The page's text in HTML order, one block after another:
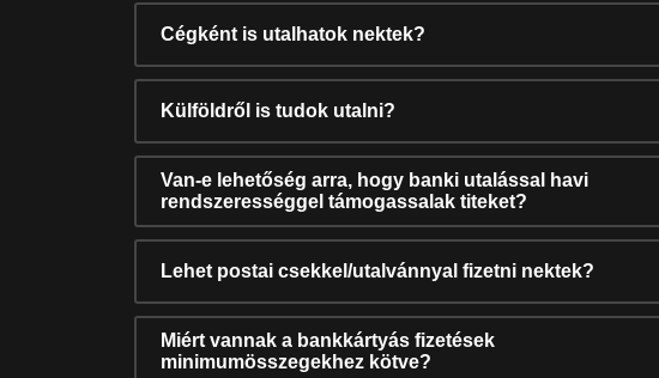
Cégként is utalhatok nektek?
Külföldről is tudok utalni?
Van-e lehetőség arra, hogy banki utalással havi
rendszerességgel támogassalak titeket?
Lehet postai csekkel/utalvánnyal fizetni nektek?
Miért vannak a bankkártyás fizetések
minimumösszegekhez kötve?